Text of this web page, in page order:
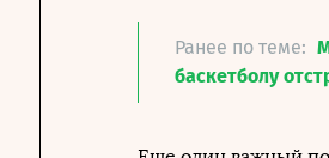
Ранее по теме:
баскетболу